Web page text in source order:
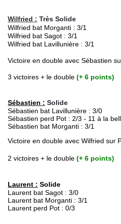
Wilfried : Très Solide
Wilfried bat Morganti : 3/1
Wilfried bat Sagot : 3/1
Wilfried bat Lavillunière : 3/1
Victoire en double avec Sébastien
3 victoires + le double (+ 6 points)
Sébastien : Solide
Sébastien bat Lavillunière : 3/0
Sébastien perd Pot : 2/3 - 11 à la
Sébastien bat Morganti : 3/1
Victoire en double avec Wilfried sur
2 victoires + le double (+ 6 points)
Laurent : Solide
Laurent bat Sagot : 3/0
Laurent bat Morganti : 3/1
Laurent perd Pot : 0/3